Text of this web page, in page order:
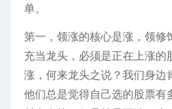
单。
第一，领涨的核心是涨，领修
充当龙头，必须是正在上涨的
涨，何来龙头之说？我们身边
他们总是觉得自己选的股票有